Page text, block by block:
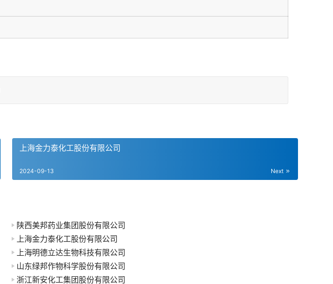
上海金力泰化工股份有限公司
Next
2024-09-13
陕西美邦药业集团股份有限公司
上海金力泰化工股份有限公司
上海明德立达生物科技有限公司
山东绿邦作物科学股份有限公司
浙江新安化工集团股份有限公司